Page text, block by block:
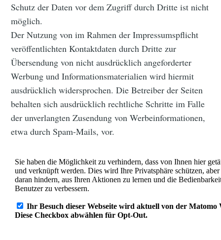
Schutz der Daten vor dem Zugriff durch Dritte ist nicht
möglich.
Der Nutzung von im Rahmen der Impressumspflicht
veröffentlichten Kontaktdaten durch Dritte zur
Übersendung von nicht ausdrücklich angeforderter
Werbung und Informationsmaterialien wird hiermit
ausdrücklich widersprochen. Die Betreiber der Seiten
behalten sich ausdrücklich rechtliche Schritte im Falle
der unverlangten Zusendung von Werbeinformationen,
etwa durch Spam-Mails, vor.